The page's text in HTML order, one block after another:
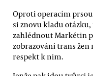
Oproti operacím
si znovu kladu
zahlédnout Markétin
zobrazování trans žen
respekt k nim.